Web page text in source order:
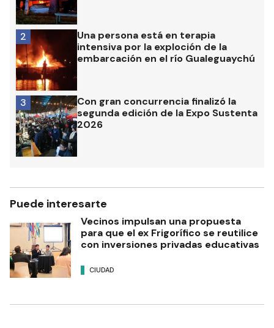
Una persona está en terapia
intensiva por la exploción de la
embarcación en el río Gualeguaychú
2
Con gran concurrencia finalizó la
segunda edición de la Expo Sustenta
2026
3
Puede interesarte
Vecinos impulsan una propuesta
para que el ex Frigorífico se reutilice
con inversiones privadas educativas
CIUDAD